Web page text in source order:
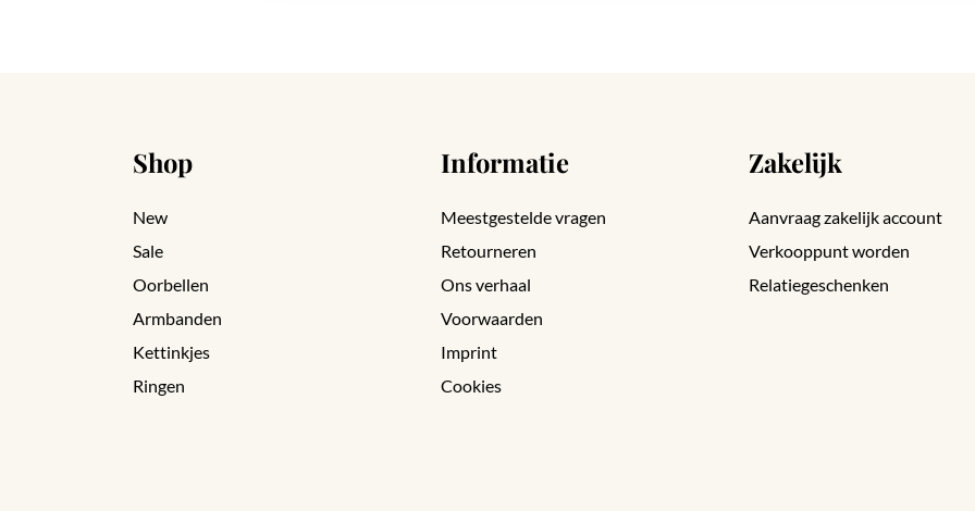
Shop
New
Sale
Oorbellen
Armbanden
Kettinkjes
Ringen
Informatie
Meestgestelde vragen
Retourneren
Ons verhaal
Voorwaarden
Imprint
Cookies
Zakelijk
Aanvraag zakelijk account
Verkooppunt worden
Relatiegeschenken